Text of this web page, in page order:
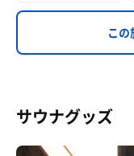
こ
サウナグッズ